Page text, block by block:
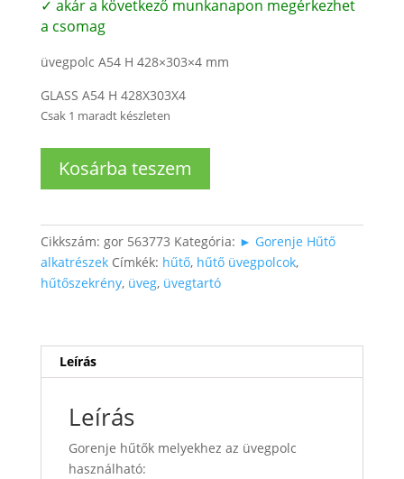
✓ akár a következő munkanapon megérkezhet
a csomag
üvegpolc A54 H 428×303×4 mm
GLASS A54 H 428X303X4
Csak 1 maradt készleten
üvegpolc
mennyiség
Kosárba teszem
Cikkszám: gor 563773 Kategória: ► Gorenje Hűtő
alkatrészek Címkék: hűtő, hűtő üvegpolcok,
hűtőszekrény, üveg, üvegtartó
Leírás
Leírás
Gorenje hűtők melyekhez az üvegpolc
használható: